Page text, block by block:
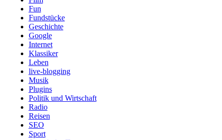
Fun
Fundstücke
Geschichte
Google
Internet
Klassiker
Leben
live-blogging
Musik
Plugins
Politik und Wirtschaft
Radio
Reisen
SEO
Sport